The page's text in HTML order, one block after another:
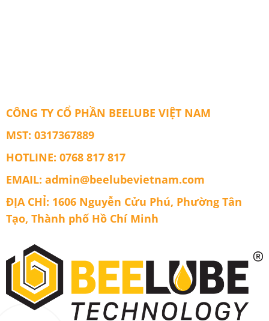
CÔNG TY CỔ PHẦN BEELUBE VIỆT NAM
MST: 0317367889
HOTLINE: 0768 817 817
EMAIL: admin@beelubevietnam.com
ĐỊA CHỈ: 1606 Nguyễn Cửu Phú, Phường Tân
Tạo, Thành phố Hồ Chí Minh